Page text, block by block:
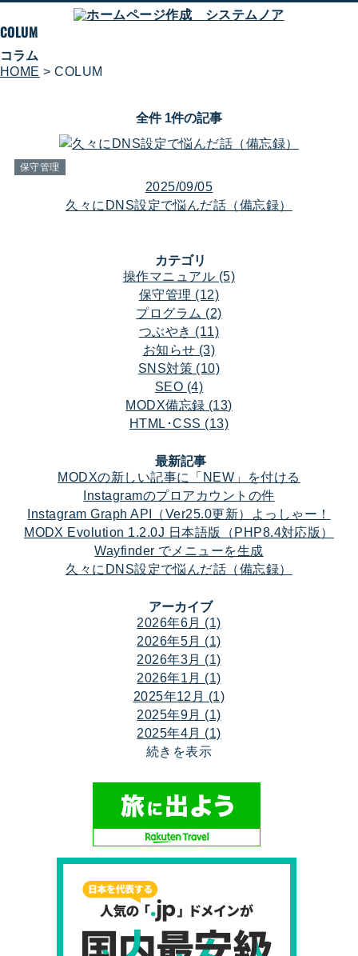
COLUM
コラム
HOME > COLUM
全件 1件の記事
保守管理
2025/09/05
久々にDNS設定で悩んだ話（備忘録）
カテゴリ
操作マニュアル (5)
保守管理 (12)
プログラム (2)
つぶやき (11)
お知らせ (3)
SNS対策 (10)
SEO (4)
MODX備忘録 (13)
HTML･CSS (13)
最新記事
MODXの新しい記事に「NEW」を付ける
Instagramのプロアカウントの件
Instagram Graph API（Ver25.0更新）よっしゃー！
MODX Evolution 1.2.0J 日本語版（PHP8.4対応版）
Wayfinder でメニューを生成
久々にDNS設定で悩んだ話（備忘録）
アーカイブ
2026年6月 (1)
2026年5月 (1)
2026年3月 (1)
2026年1月 (1)
2025年12月 (1)
2025年9月 (1)
2025年4月 (1)
続きを表示